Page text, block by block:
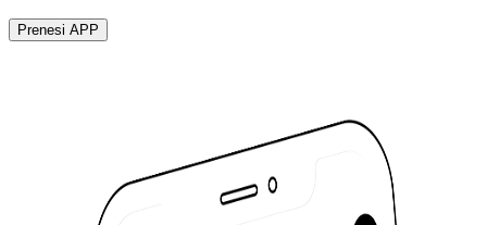
Prenesi APP